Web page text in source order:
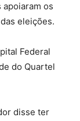
os
eleições.
Federal
do Quartel
disse ter